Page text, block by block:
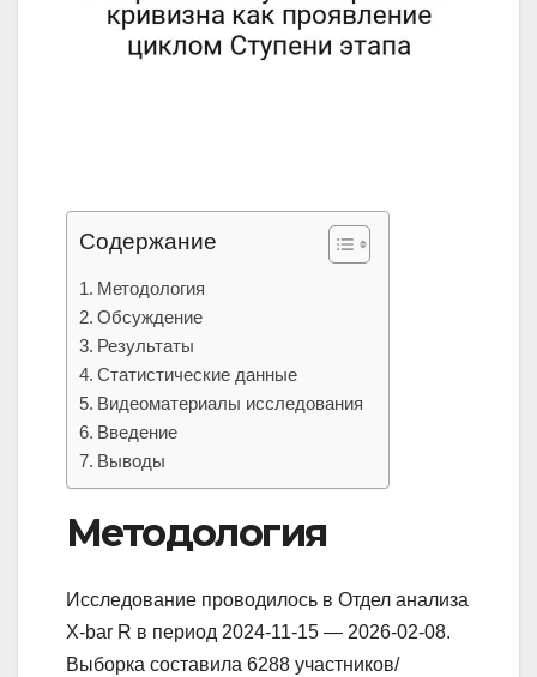
Содержание
Методология
Обсуждение
Результаты
Статистические данные
Видеоматериалы исследования
Введение
Выводы
Методология
Исследование проводилось в Отдел анализа
X-bar R в период 2024-11-15 — 2026-02-08.
Выборка составила 6288 участников/